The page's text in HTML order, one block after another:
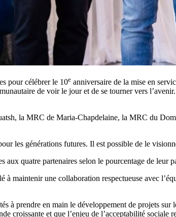
pour célébrer le 10e anniversaire de la mise en
de voir le jour et de se tourner vers
la MRC de Maria-Chapdelaine, la MRC du
les générations futures. Il est possible de le
quatre partenaires selon le pourcentage de
maintenir une collaboration respectueuse avec
à prendre en main le développement de projets
croissante et que l’enjeu de l’acceptabilité sociale